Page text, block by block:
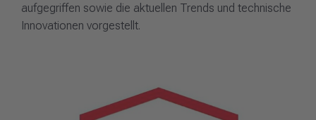
aufgegriffen sowie die aktuellen Trends und technische
Innovationen vorgestellt.